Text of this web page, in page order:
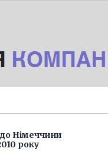
Німеччини
року